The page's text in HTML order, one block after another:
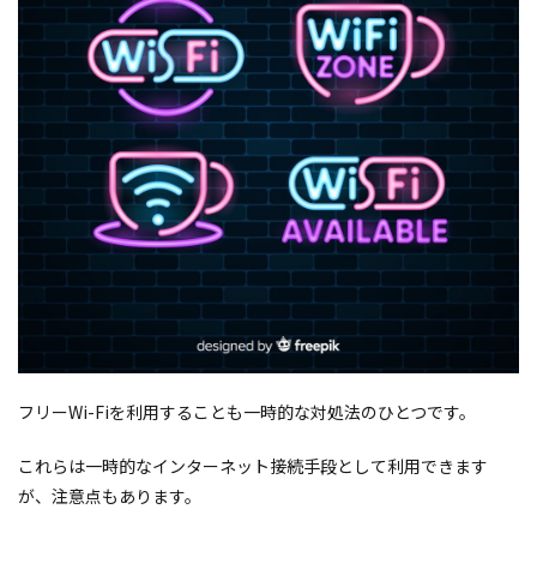
フリーWi-Fiを利用することも一時的な対処法のひとつです。
これらは一時的なインターネット接続手段として利用できます
が、注意点もあります。